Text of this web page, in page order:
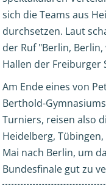
sich die Teams aus
durchsetzen. Laut
der Ruf "Berlin,
Hallen der Freiburger
Am Ende eines von
Berthold-
Turniers, reisen also
Heidelberg,
Mai nach Berlin, um
Bundesfinale gut zu